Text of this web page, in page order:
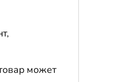
может